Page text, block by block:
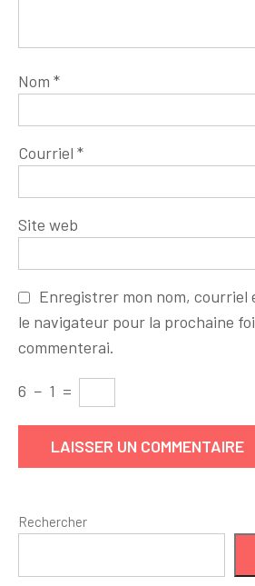
Nom *
Courriel *
Site web
Enregistrer mon nom, courriel
le navigateur pour la prochaine
commenterai.
6 − 1 =
Rechercher